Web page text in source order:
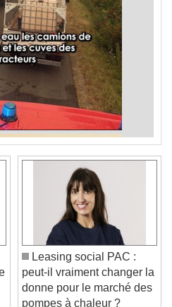
Leasing social PAC :
peut-il vraiment changer la
donne pour le marché des